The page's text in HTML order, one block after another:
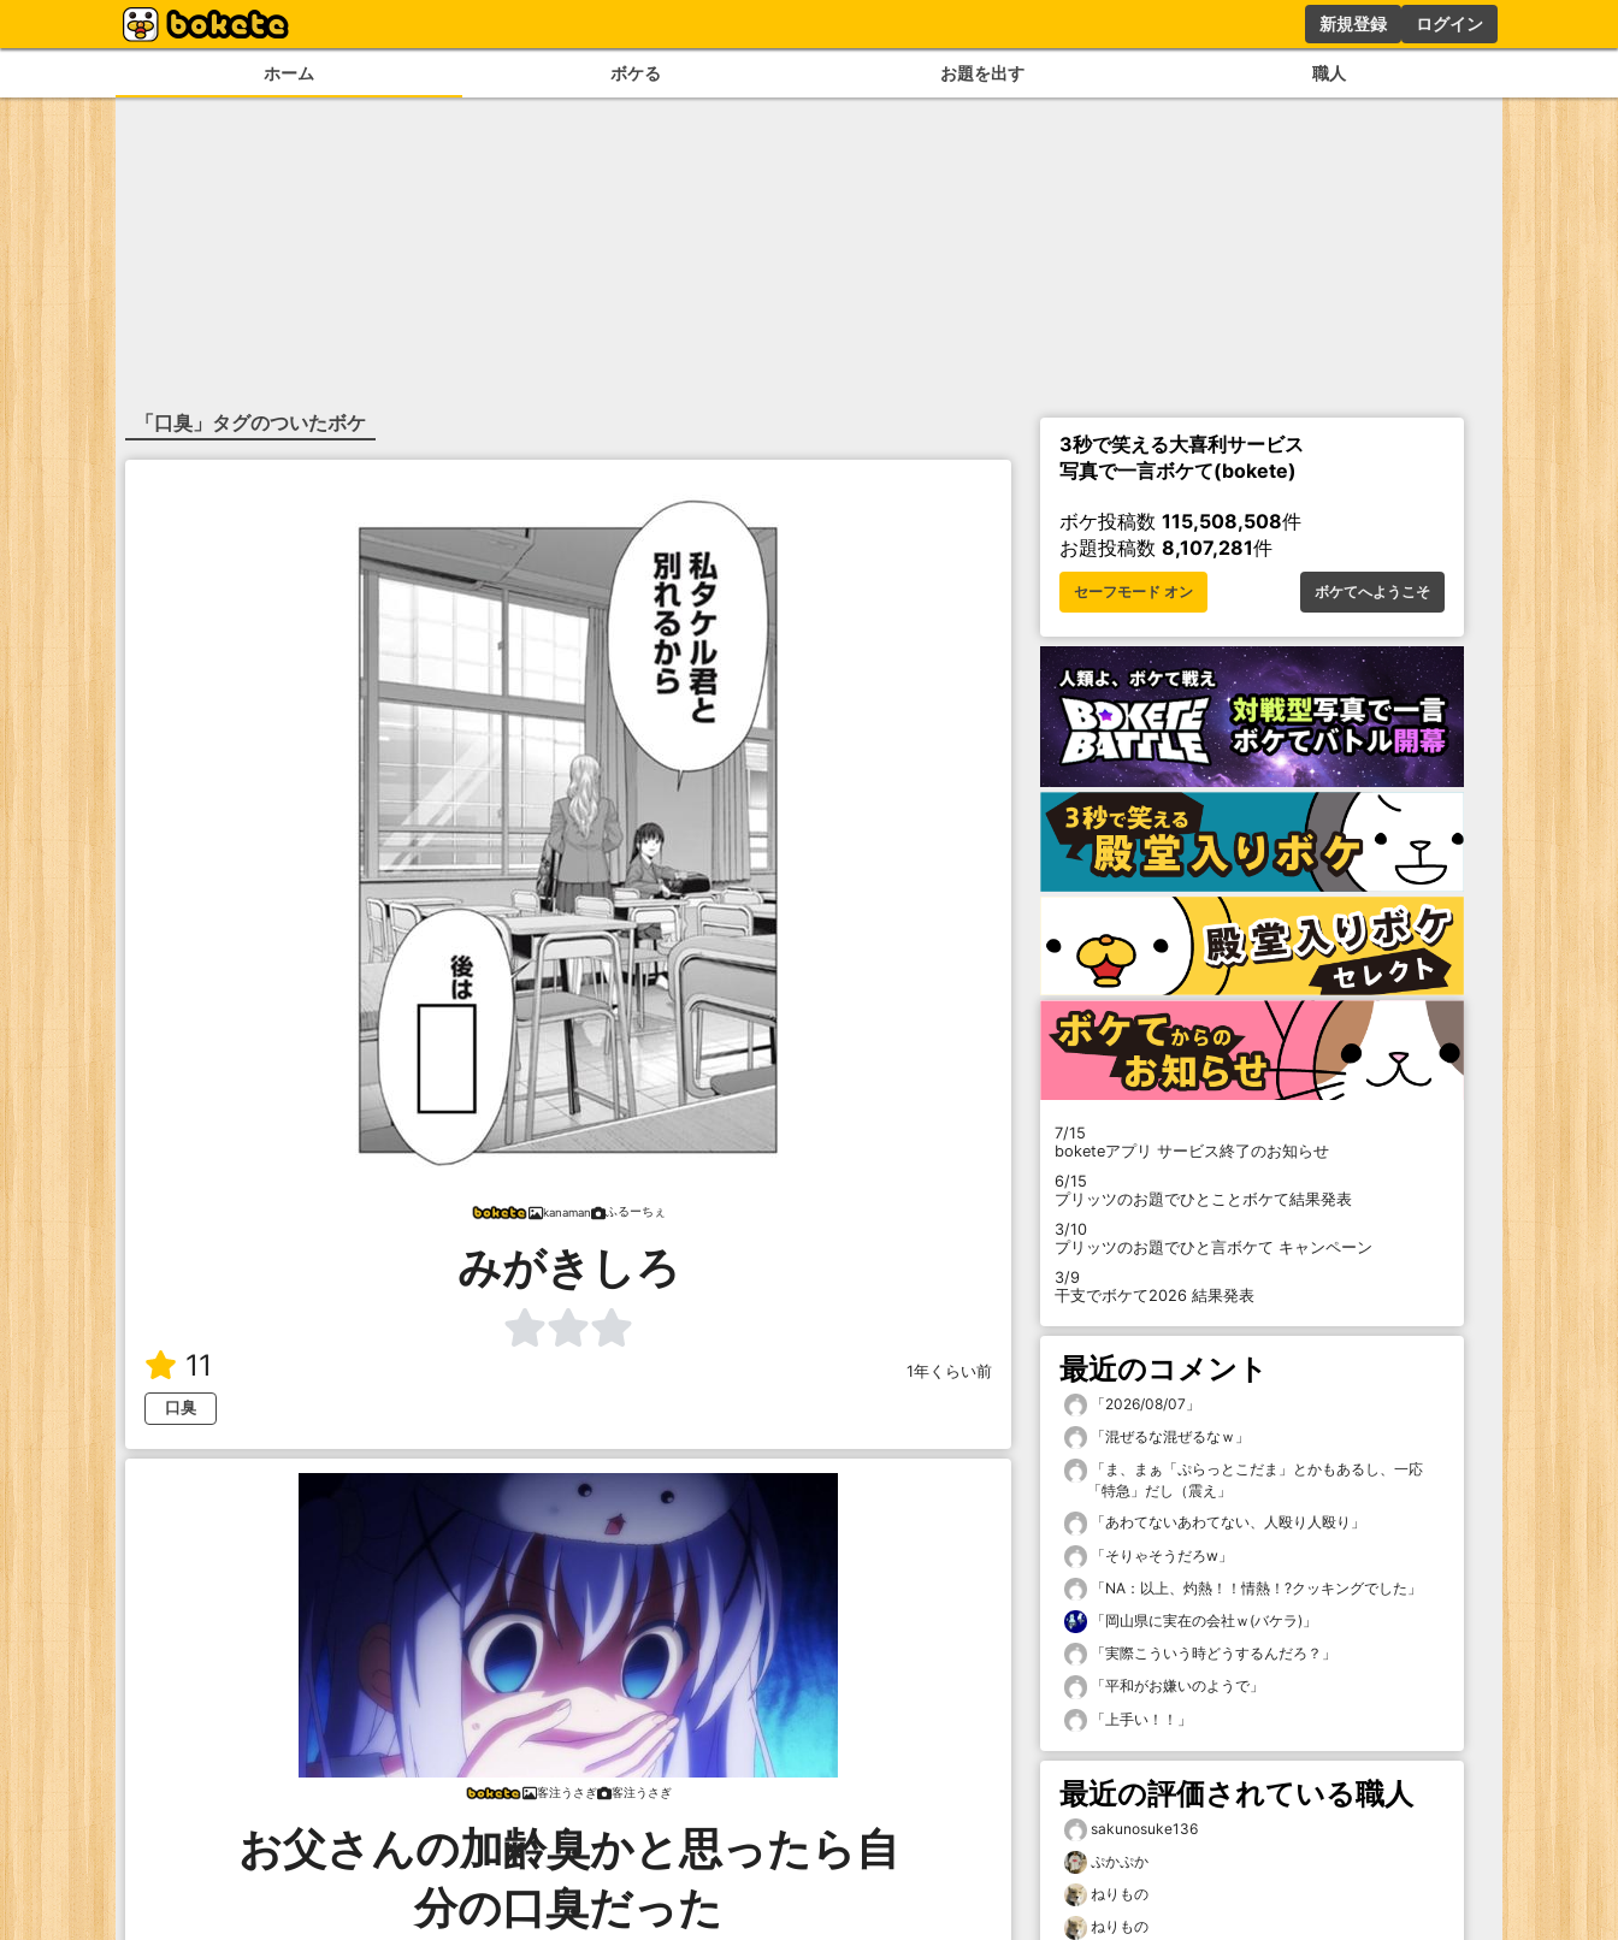
新規登録 ログイン
ホーム ボケる お題を出す 職人
「口臭 」タグのついたボケ
kanaman ふるーちぇ
みがきしろ
11
1年くらい前
口臭
客注うさぎ 客注うさぎ
お父さんの加齢臭かと思ったら自
分の口臭だった
3秒で笑える大喜利サービス
写真で一言ボケて(bokete)
ボケ投稿数 115,508,508件
お題投稿数 8,107,281件
セーフモード オン ボケてへようこそ
7/15
boketeアプリ サービス終了のお知らせ
6/15
プリッツのお題でひとことボケて結果発表
3/10
プリッツのお題でひと言ボケて キャンペーン
3/9
干支でボケて2026 結果発表
最近のコメント
「2026/08/07 」
「混ぜるな混ぜるなｗ 」
「 ま、まぁ「ぷらっとこだま」とかもあるし、一応
「特急」だし（震え 」
「あわてないあわてない、人殴り人殴り 」
「そりゃそうだろw 」
「NA：以上、灼熱！！情熱！?クッキングでした 」
「岡山県に実在の会社ｗ(バケラ) 」
「実際こういう時どうするんだろ？ 」
「平和がお嫌いのようで 」
「 上手い！！ 」
最近の評価されている職人
sakunosuke136
ぷかぷか
ねりもの
ねりもの